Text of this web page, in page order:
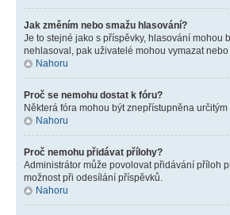
Jak změním nebo smažu hlasování?
Je to stejné jako s příspěvky, hlasování mohou
nehlasoval, pak uživatelé mohou vymazat
Nahoru
Proč se nemohu dostat k fóru?
Některá fóra mohou být znepřístupněna
Nahoru
Proč nemohu přidávat přílohy?
Administrátor může povolovat přidávání příloh
možnost při odesílání příspěvků.
Nahoru